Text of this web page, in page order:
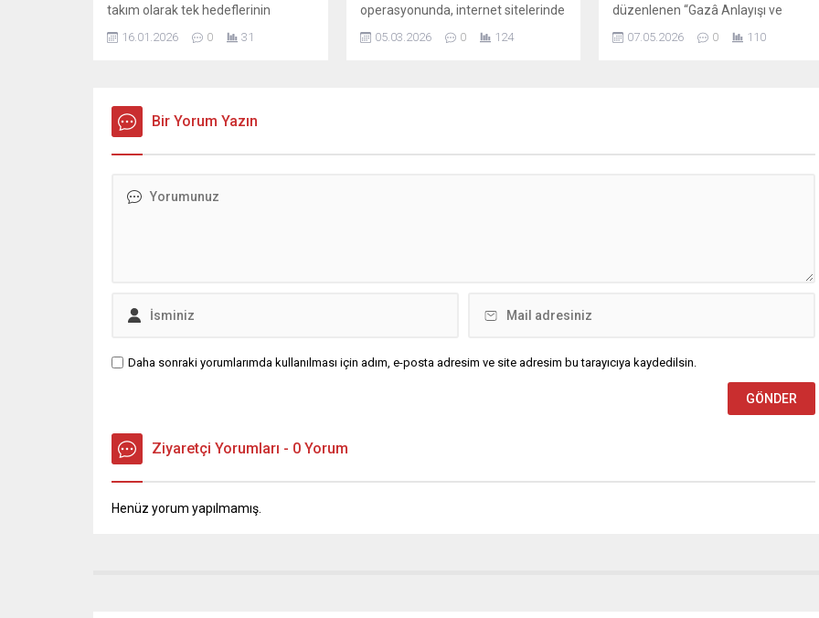
takım olarak tek hedeflerinin
Siyahlı ekibin Başkan Yardımcısı
deplasmanda oynayacakları
Ankaragücü önünde de
sürdürmeye kararlı olduklarına
Kutlu’nun önderliğinde hedeflerine
16.01.2026 0 31
operasyonunda, internet sitelerinde
kişiyi milyonlarca lira dolandırdıkları
Sakarya Emniyet Müdürlüğü Siber
05.03.2026 0 124
düzenlenen “Gazâ Anlayışı ve
programları; hız kesmeden devam
aktarılmasını amaçlayan
07.05.2026 0 110
Bir Yorum Yazın
Daha sonraki yorumlarımda kullanılması için adım, e-posta adresim ve site adresim bu tarayıcıya kaydedilsin.
Ziyaretçi Yorumları - 0 Yorum
Henüz yorum yapılmamış.